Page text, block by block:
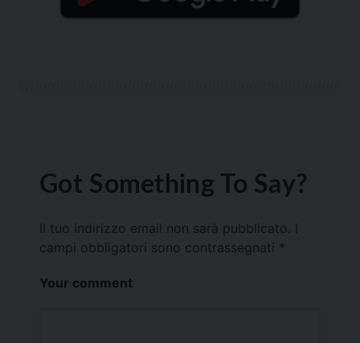
Got Something To Say?
Il tuo indirizzo email non sarà pubblicato.
campi obbligatori sono contrassegnati *
Your comment